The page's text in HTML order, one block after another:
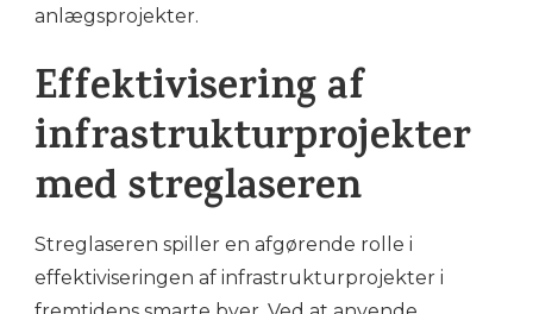
anlægsprojekter.
Effektivisering af
infrastrukturprojekter
med streglaseren
Streglaseren spiller en afgørende rolle i
effektiviseringen af infrastrukturprojekter i